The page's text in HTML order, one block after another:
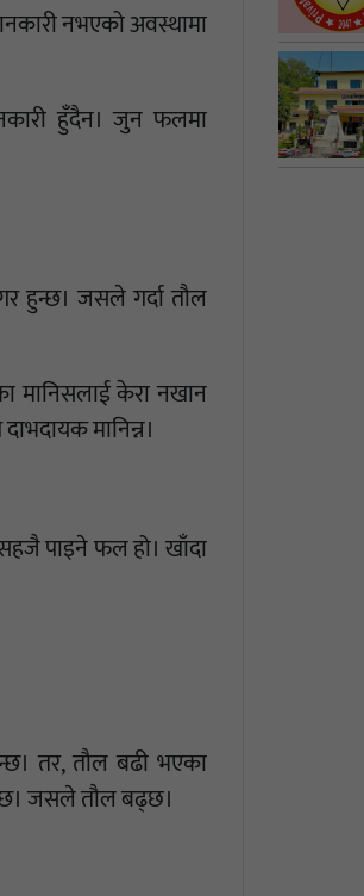
नभएको अवस्थामा
हुँदैन। जुन फलमा
हुन्छ। जसले गर्दा तौल
मानिसलाई केरा नखान
मानिन्न।
पाइने फल हो। खाँदा
तर, तौल बढी भएका
जसले तौल बढ्छ।